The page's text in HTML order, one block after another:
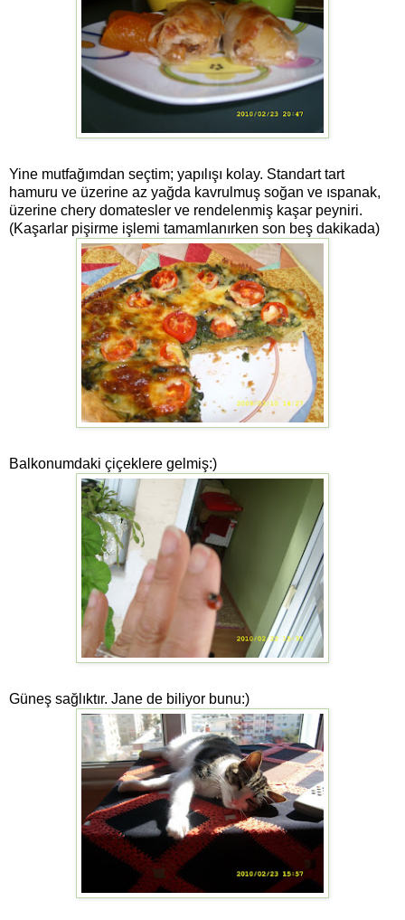
Yine mutfağımdan seçtim; yapılışı kolay. Standart tart
hamuru ve üzerine az yağda kavrulmuş soğan ve ıspanak,
üzerine chery domatesler ve rendelenmiş kaşar peyniri.
(Kaşarlar pişirme işlemi tamamlanırken son beş dakikada)
Balkonumdaki çiçeklere gelmiş:)
Güneş sağlıktır. Jane de biliyor bunu:)